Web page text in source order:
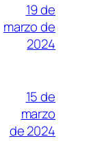
19 de
marzo de
2024
15 de
marzo
de 2024